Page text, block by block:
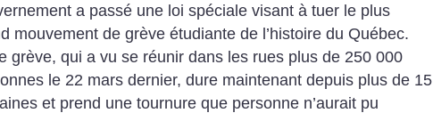
a passé une loi spéciale visant à tuer le plus
mouvement de grève étudiante de l’histoire du Québec.
grève, qui a vu se réunir dans les rues plus de 250 000
le 22 mars dernier, dure maintenant depuis plus de 15
et prend une tournure que personne n’aurait pu